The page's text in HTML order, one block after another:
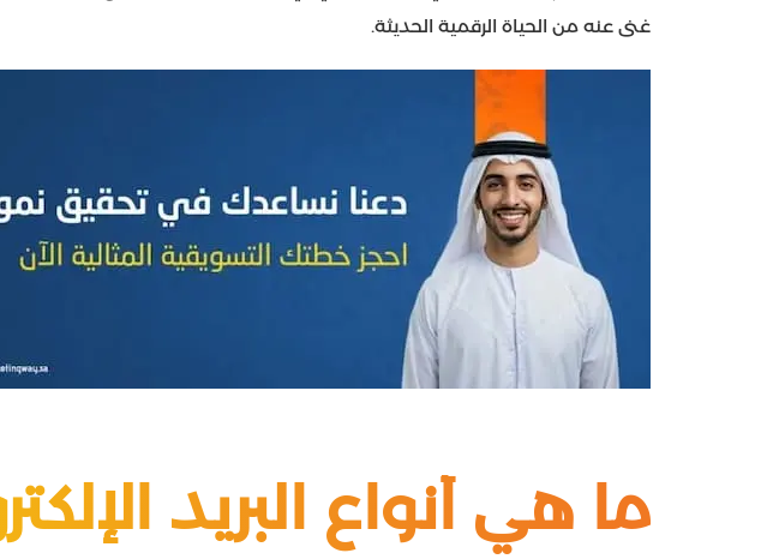
غنى عنه من الحياة الرقمية الحديثة.
ما هي أنواع البريد